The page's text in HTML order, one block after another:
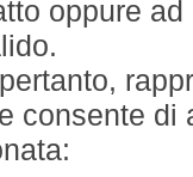
oppure
consente